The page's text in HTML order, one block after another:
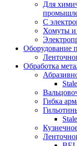
Для
С
Хомуты и
Оборудование
Обработка
Гибка